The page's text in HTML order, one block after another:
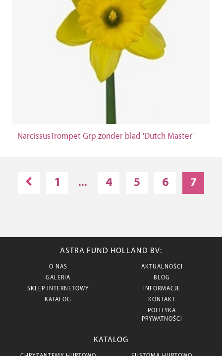
NarcissusTrompet Grp zonder blad 'Dutch Master'
1 ... 4 5 6 7
ASTRA FUND HOLLAND BV:
O NAS
GALERIA
SKLEP INTERNETOWY
KATALOG
AKTUALNOŚCI
BLOG
INFORMACJE
KONTAKT
POLITYKA
PRYWATNOŚCI
KATALOG